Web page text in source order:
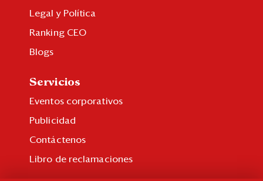
Legal y Política
Ranking CEO
Blogs
Servicios
Eventos corporativos
Publicidad
Contáctenos
Libro de reclamaciones